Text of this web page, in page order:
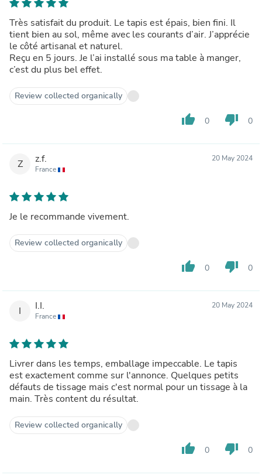
Très satisfait du produit. Le tapis est épais, bien fini. Il
tient bien au sol, même avec les courants d’air. J’apprécie
le côté artisanal et naturel.
Reçu en 5 jours. Je l’ai installé sous ma table à manger,
c’est du plus bel effet.
Review collected organically
thumb_up 0 thumb_down 0
Z z.f.
France
20 May 2024
Je le recommande vivement.
Review collected organically
thumb_up 0 thumb_down 0
I I.I.
France
20 May 2024
Livrer dans les temps, emballage impeccable. Le tapis
est exactement comme sur l'annonce. Quelques petits
défauts de tissage mais c'est normal pour un tissage à la
main. Très content du résultat.
Review collected organically
thumb_up 0 thumb_down 0